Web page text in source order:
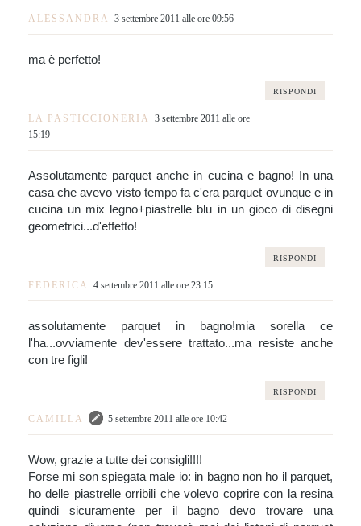
ALESSANDRA 3 settembre 2011 alle ore 09:56
ma è perfetto!
RISPONDI
LA PASTICCIONERIA
3 settembre 2011 alle ore
15:19
Assolutamente parquet anche in cucina e bagno! In una
casa che avevo visto tempo fa c'era parquet ovunque e in
cucina un mix legno+piastrelle blu in un gioco di disegni
geometrici...d'effetto!
RISPONDI
FEDERICA 4 settembre 2011 alle ore 23:15
assolutamente parquet in bagno!mia sorella ce
l'ha...ovviamente dev'essere trattato...ma resiste anche
con tre figli!
RISPONDI
CAMILLA 5 settembre 2011 alle ore 10:42
Wow, grazie a tutte dei consigli!!!!
Forse mi son spiegata male io: in bagno non ho il parquet,
ho delle piastrelle orribili che volevo coprire con la resina
quindi sicuramente per il bagno devo trovare una